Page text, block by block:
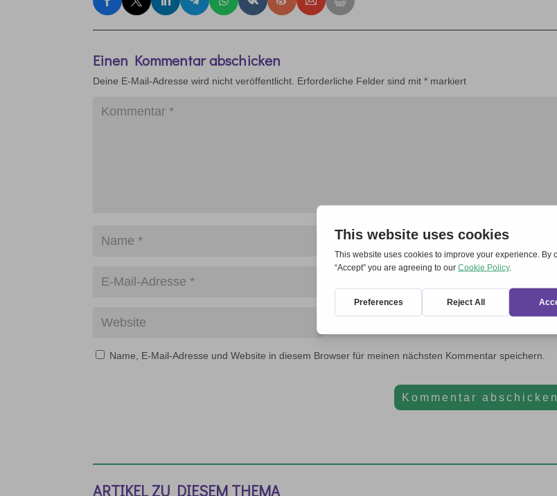
Einen Kommentar abschicken
Deine E-Mail-Adresse wird nicht veröffentlicht. Erforderliche Felder sind mit* markiert
Name, E-Mail-Adresse und Website in diesem Browser für meinen nächsten Kommentar speichern.
Kommentar abschicken
ARTIKEL ZU DIESEM THEMA